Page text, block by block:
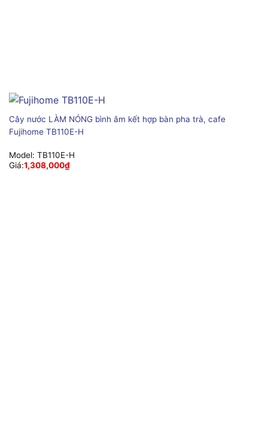
Cây nước LÀM NÓNG bình âm kết hợp bàn pha trà, cafe
Fujihome TB110E-H
Model: TB110E-H
Giá:1,308,000₫